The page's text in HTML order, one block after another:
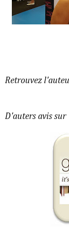
Retrouvez
D'auters avis sur